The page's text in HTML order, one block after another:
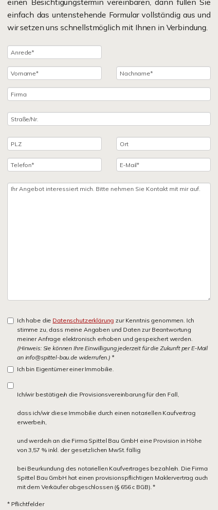
einen Besichtigungstermin vereinbaren, dann füllen Sie
einfach das untenstehende Formular vollständig aus und
wir setzen uns schnellstmöglich mit Ihnen in Verbindung.
Ich habe die Datenschutzerklärung zur Kenntnis genommen. Ich
stimme zu, dass meine Angaben und Daten zur Beantwortung
meiner Anfrage elektronisch erhoben und gespeichert werden.
(Hinweis: Sie können Ihre Einwilligung jederzeit für die Zukunft per E-Mail
an info@spittel-bau.de widerrufen.) *
Ich bin Eigentümer einer Immobilie.
Ich/wir bestätige/n die Provisionsvereinbarung für den Fall,
dass ich/wir diese Immobilie durch einen notariellen Kaufvertrag
erwerbe/n,
und werde/n an die Firma Spittel Bau GmbH eine Provision in Höhe
von 3,57 % inkl. der gesetzlichen MwSt. fällig
bei Beurkundung des notariellen Kaufvertrages bezahle/n. Die Firma
Spittel Bau GmbH hat einen provisionspflichtigen Maklervertrag auch
mit dem Verkäufer abgeschlossen (§ 656 c BGB). *
* Pflichtfelder